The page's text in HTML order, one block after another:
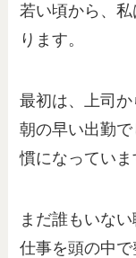
若い頃から、
ります。
最初は、上司
朝の早い出勤
慣になっていま
まだ誰もいな
仕事を頭の中